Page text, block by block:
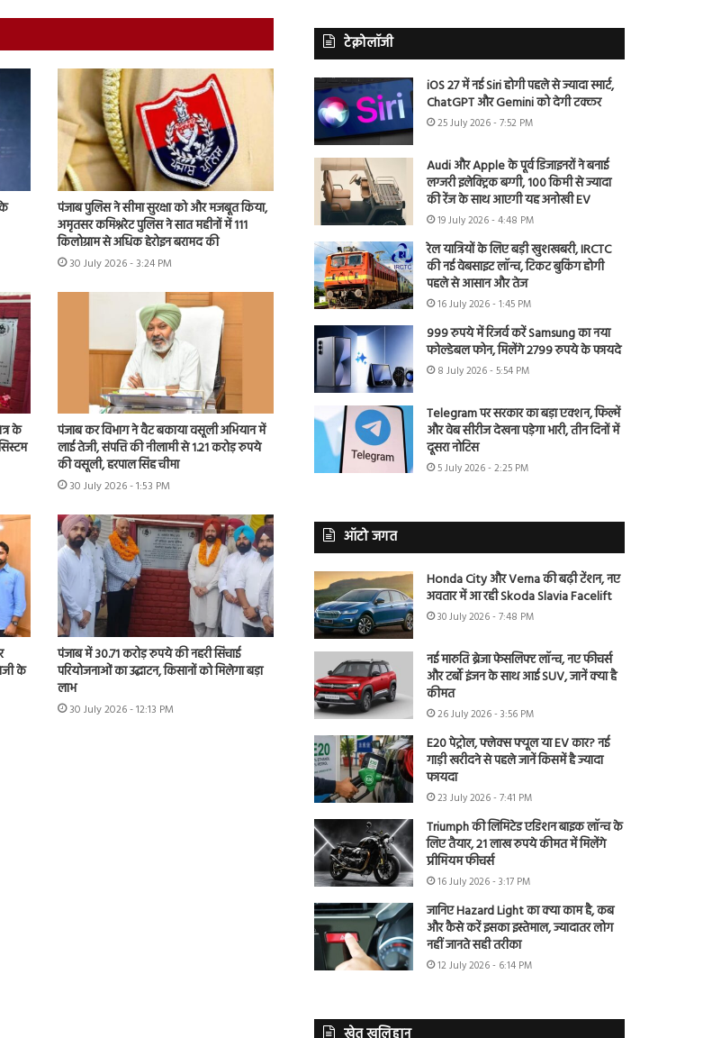
पंजाब पुलिस ने सीमा सुरक्षा को और मजबूत किया,
अमृतसर कमिश्नरेट पुलिस ने सात महीनों में 111
किलोग्राम से अधिक हेरोइन बरामद की
30 July 2026 - 3:24 PM
के
पंजाब कर विभाग ने वैट बकाया वसूली अभियान में
लाई तेजी, संपत्ति की नीलामी से 1.21 करोड़ रुपये
की वसूली, हरपाल सिंह चीमा
30 July 2026 - 1:53 PM
के
पंजाब में 30.71 करोड़ रुपये की नहरी सिंचाई
परियोजनाओं का उद्घाटन, किसानों को मिलेगा बड़ा
लाभ
30 July 2026 - 12:13 PM
टेक्नोलॉजी
iOS 27 में नई Siri होगी पहले से ज्यादा स्मार्ट,
ChatGPT और Gemini को देगी टक्कर
25 July 2026 - 7:52 PM
Audi और Apple के पूर्व डिजाइनरों ने बनाई
लग्जरी इलेक्ट्रिक बग्गी, 100 किमी से ज्यादा
की रेंज के साथ आएगी यह अनोखी EV
19 July 2026 - 4:48 PM
रेल यात्रियों के लिए बड़ी खुशखबरी, IRCTC
की नई वेबसाइट लॉन्च, टिकट बुकिंग होगी
पहले से आसान और तेज
16 July 2026 - 1:45 PM
999 रुपये में रिजर्व करें Samsung का नया
फोल्डेबल फोन, मिलेंगे 2799 रुपये के फायदे
8 July 2026 - 5:54 PM
Telegram पर सरकार का बड़ा एक्शन, फिल्में
और वेब सीरीज देखना पड़ेगा भारी, तीन दिनों में
दूसरा नोटिस
5 July 2026 - 2:25 PM
ऑटो जगत
Honda City और Verna की बढ़ी टेंशन, नए
अवतार में आ रही Skoda Slavia Facelift
30 July 2026 - 7:48 PM
नई मारुति ब्रेजा फेसलिफ्ट लॉन्च, नए फीचर्स
और टर्बो इंजन के साथ आई SUV, जानें क्या है
कीमत
26 July 2026 - 3:56 PM
E20 पेट्रोल, फ्लेक्स फ्यूल या EV कार? नई
गाड़ी खरीदने से पहले जानें किसमें है ज्यादा
फायदा
23 July 2026 - 7:41 PM
Triumph की लिमिटेड एडिशन बाइक लॉन्च के
लिए तैयार, 21 लाख रुपये कीमत में मिलेंगे
प्रीमियम फीचर्स
16 July 2026 - 3:17 PM
जानिए Hazard Light का क्या काम है, कब
और कैसे करें इसका इस्तेमाल, ज्यादातर लोग
नहीं जानते सही तरीका
12 July 2026 - 6:14 PM